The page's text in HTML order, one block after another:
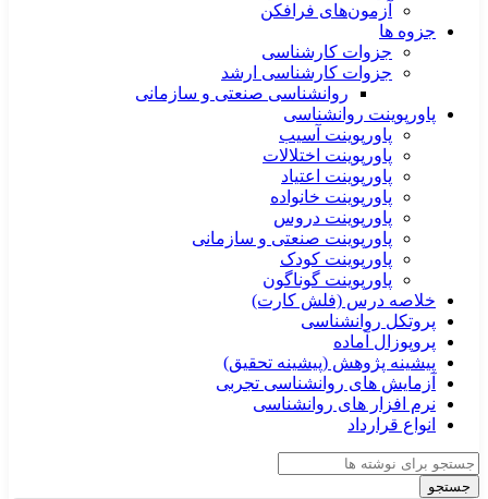
آزمون‌های فرافکن
جزوه ها
جزوات کارشناسی
جزوات کارشناسی ارشد
روانشناسی صنعتی و سازمانی
پاورپوینت روانشناسی
پاورپوینت آسیب
پاورپوینت اختلالات
پاورپوینت اعتیاد
پاورپوینت خانواده
پاورپوینت دروس
پاورپوینت صنعتی و سازمانی
پاورپوینت کودک
پاورپوینت گوناگون
خلاصه درس (فلش کارت)
پروتکل روانشناسی
پروپوزال آماده
پیشینه پژوهش (پیشینه تحقیق)
آزمایش های روانشناسی تجربی
نرم افزار های روانشناسی
انواع قرارداد
جستجو